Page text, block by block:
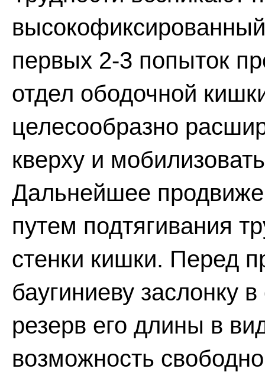
первых 2-3 попыток
отдел ободочной
целесообразно
кверху и
Дальнейшее
путем подтягивания
стенки кишки. Перед
баугиниеву заслонку
резерв его длины в
возможность